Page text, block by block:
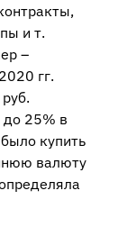
и т.
–
гг.
до 25% в
купить
валюту